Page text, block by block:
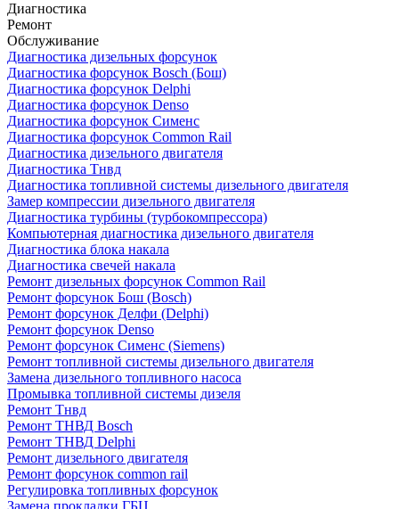
Диагностика
Ремонт
Обслуживание
Диагностика дизельных форсунок
Диагностика форсунок Bosch (Бош)
Диагностика форсунок Delphi
Диагностика форсунок Denso
Диагностика форсунок Сименс
Диагностика форсунок Common Rail
Диагностика дизельного двигателя
Диагностика Тнвд
Диагностика топливной системы дизельного двигателя
Замер компрессии дизельного двигателя
Диагностика турбины (турбокомпрессора)
Компьютерная диагностика дизельного двигателя
Диагностика блока накала
Диагностика свечей накала
Ремонт дизельных форсунок Common Rail
Ремонт форсунок Бош (Bosch)
Ремонт форсунок Делфи (Delphi)
Ремонт форсунок Denso
Ремонт форсунок Сименс (Siemens)
Ремонт топливной системы дизельного двигателя
Замена дизельного топливного насоса
Промывка топливной системы дизеля
Ремонт Тнвд
Ремонт ТНВД Bosch
Ремонт ТНВД Delphi
Ремонт дизельного двигателя
Ремонт форсунок common rail
Регулировка топливных форсунок
Замена прокладки ГБЦ